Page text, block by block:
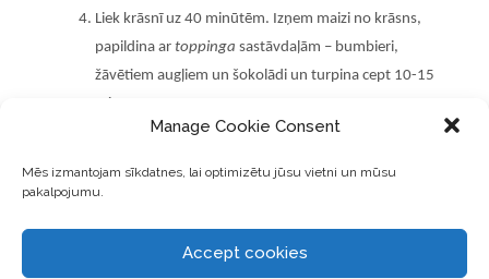
Manage Cookie Consent
Mēs izmantojam sīkdatnes, lai optimizētu jūsu vietni un mūsu
pakalpojumu.
Accept cookies
Liek krāsnī uz 40 minūtēm. Izņem maizi no krāsns,
papildina ar toppinga sastāvdaļām – bumbieri,
žāvētiem augļiem un šokolādi un turpina cept 10-15
minūtes.
Atdzesē, griež gabalos un labu apetīti! Maizi uzglabā
brokastu ēdienu!